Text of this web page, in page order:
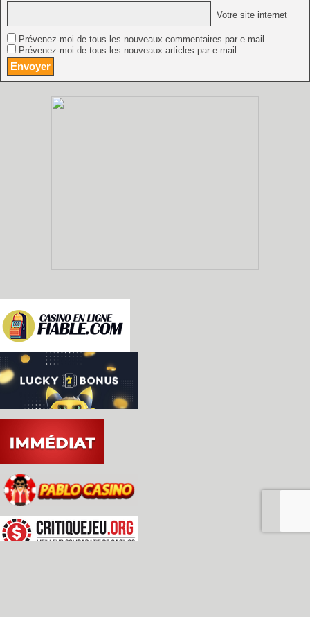
Votre site internet
Prévenez-moi de tous les nouveaux commentaires par e-mail.
Prévenez-moi de tous les nouveaux articles par e-mail.